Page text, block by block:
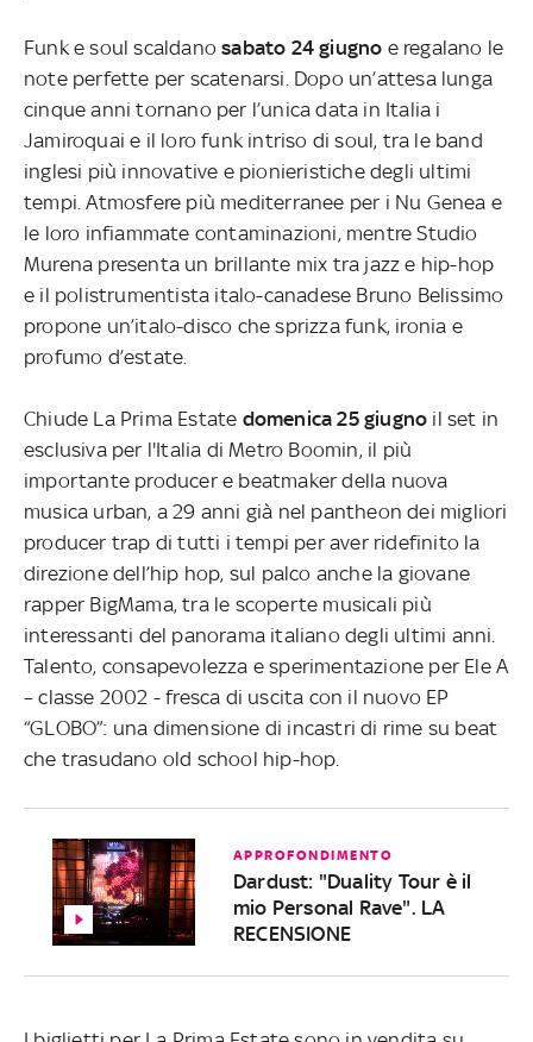
Funk e soul scaldanosabato 24 giugno e regalano le
note perfette per scatenarsi. Dopo un’attesa lunga
cinque anni tornano per l’unica data in Italia i
Jamiroquai e il loro funk intriso di soul, tra le band
inglesi più innovative e pionieristiche degli ultimi
tempi. Atmosfere più mediterranee per i Nu Genea e
le loro infiammate contaminazioni, mentre Studio
Murena presenta un brillante mix tra jazz e hip-hop
e il polistrumentista italo-canadese Bruno Belissimo
propone un’italo-disco che sprizza funk, ironia e
profumo d’estate.
Chiude La Prima Estate domenica 25 giugno il set in
esclusiva per l'Italia di Metro Boomin, il più
importante producer e beatmaker della nuova
musica urban, a 29 anni già nel pantheon dei migliori
producer trap di tutti i tempi per aver ridefinito la
direzione dell’hip hop, sul palco anche la giovane
rapper BigMama, tra le scoperte musicali più
interessanti del panorama italiano degli ultimi anni.
Talento, consapevolezza e sperimentazione per Ele A
– classe 2002 - fresca di uscita con il nuovo EP
“GLOBO”: una dimensione di incastri di rime su beat
che trasudano old school hip-hop.
APPROFONDIMENTO
Dardust: "Duality Tour è il
mio Personal Rave". LA
RECENSIONE